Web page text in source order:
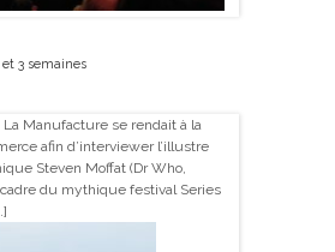
3 semaines
Manufacture se rendait à la
afin d’interviewer l’illustre
Steven Moffat (Dr Who,
du mythique festival Series